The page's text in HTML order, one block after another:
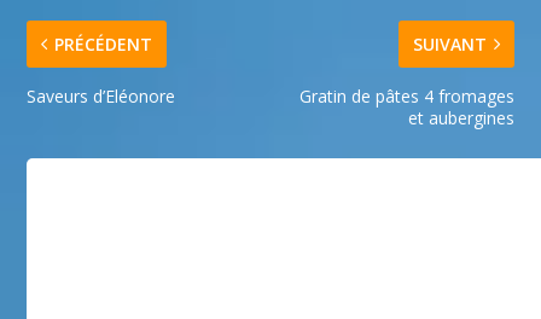
PRÉCÉDENT
Saveurs d’Eléonore
SUIVANT
Gratin de pâtes 4 fromages
et aubergines